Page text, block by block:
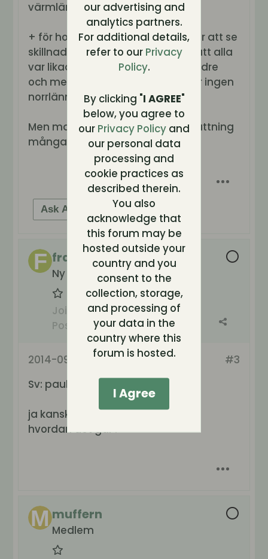
värmlänningar :-P
+ för hon sa att hon hade svårt för att se
skillnad på människorna i huset, att alla
var likadana och ville ha någon äldre
och mer mogen i huset och varför ingen
norrlänning.
Men man hinner nog ändra uppfattning
många gånger...
Ask AI for help
frarto
Ny i gänget
Join Date:Aug 2014
Posts:
16
#3
2014-09-01, 14:15
Sv: paulina
ja kanskje litt tidlig enda. vi får se
hvordan det går !
muffern
Medlem
our advertising and
analytics partners.
For additional details,
refer to our Privacy
Policy.
By clicking "I AGREE"
below, you agree to
our Privacy Policy and
our personal data
processing and
cookie practices as
described therein.
You also
acknowledge that
this forum may be
hosted outside your
country and you
consent to the
collection, storage,
and processing of
your data in the
country where this
forum is hosted.
I Agree